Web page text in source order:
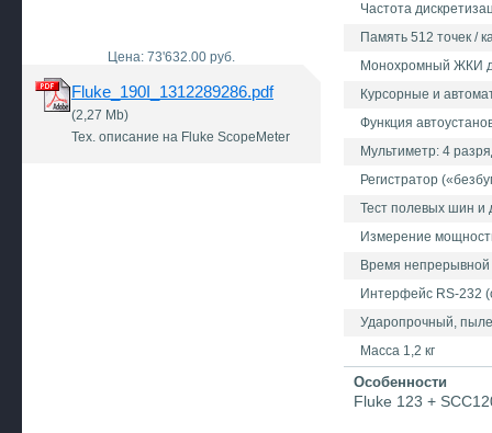
Цена: 73'632.00 руб.
Fluke_190I_1312289286.pdf
(2,27 Mb)
Тех. описание на Fluke ScopeMeter
Частота
Память 512 точек /
Монохромный ЖКИ
Курсорные и
Функция
Мультиметр: 4
Регистратор
Тест полевых шин и
Измерение
Время непрерывной
Интерфейс RS-232
Ударопрочный,
Масса 1,2 кг
Особенности
Fluke 123 +